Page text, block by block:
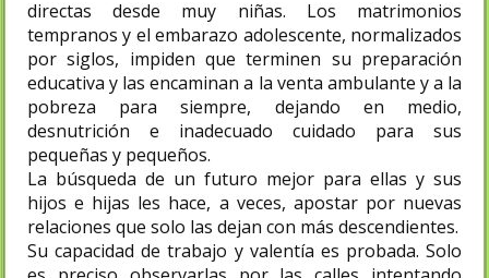
directas desde muy niñas. Los matrimonios
tempranos y el embarazo adolescente, normalizados
por siglos, impiden que terminen su preparación
educativa y las encaminan a la venta ambulante y a la
pobreza para siempre, dejando en medio,
desnutrición e inadecuado cuidado para sus
pequeñas y pequeños.
La búsqueda de un futuro mejor para ellas y sus
hijos e hijas les hace, a veces, apostar por nuevas
relaciones que solo las dejan con más descendientes.
Su capacidad de trabajo y valentía es probada. Solo